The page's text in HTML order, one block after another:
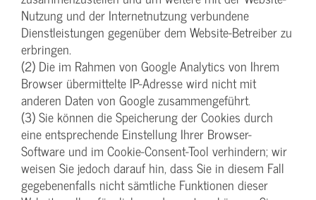
Nutzung und der Internetnutzung verbundene
Dienstleistungen gegenüber dem Website-Betreiber zu
erbringen.
(2) Die im Rahmen von Google Analytics von Ihrem
Browser übermittelte IP-Adresse wird nicht mit
anderen Daten von Google zusammengeführt.
(3) Sie können die Speicherung der Cookies durch
eine entsprechende Einstellung Ihrer Browser-
Software und im Cookie-Consent-Tool verhindern; wir
weisen Sie jedoch darauf hin, dass Sie in diesem Fall
gegebenenfalls nicht sämtliche Funktionen dieser